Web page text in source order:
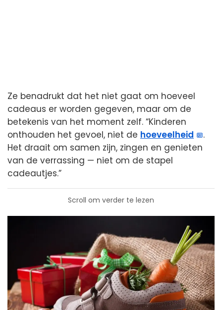
Ze benadrukt dat het niet gaat om hoeveel
cadeaus er worden gegeven, maar om de
betekenis van het moment zelf. “Kinderen
onthouden het gevoel, niet de hoeveelheid
.
Het draait om samen zijn, zingen en genieten
van de verrassing — niet om de stapel
cadeautjes.”
Scroll om verder te lezen